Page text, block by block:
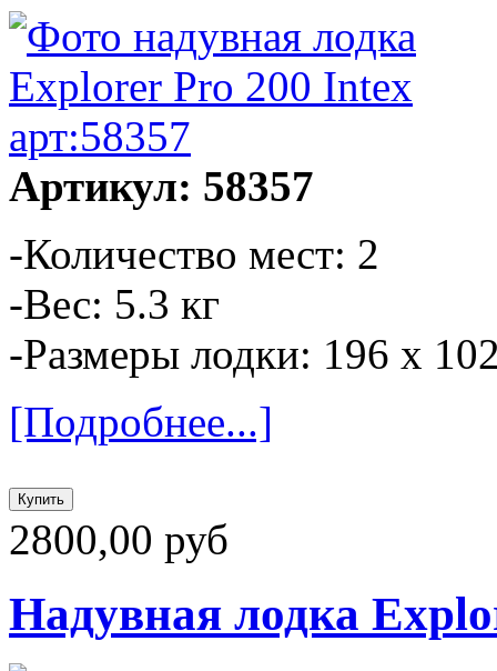
Артикул: 58357
-Количество мест: 2
-Вес: 5.3 кг
-Размеры лодки: 196 х
[Подробнее...]
2800,00 руб
Надувная лодка